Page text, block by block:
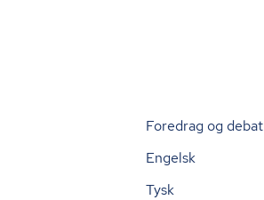
Foredrag og debat
Engelsk
Tysk